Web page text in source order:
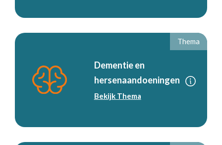
Dementie en
hersenaandoeningen
Bekijk Thema
Thema